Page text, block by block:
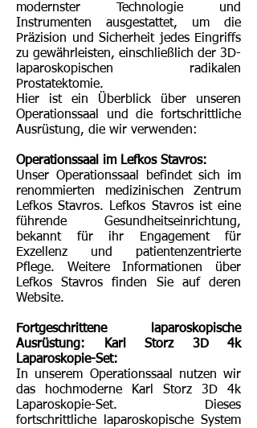
modernster Technologie und
Instrumenten ausgestattet, um die
Präzision und Sicherheit jedes Eingriffs
zu gewährleisten, einschließlich der 3D-
laparoskopischen radikalen
Prostatektomie.
Hier ist ein Überblick über unseren
Operationssaal und die fortschrittliche
Ausrüstung, die wir verwenden:
Operationssaal im Lefkos Stavros:
Unser Operationssaal befindet sich im
renommierten medizinischen Zentrum
Lefkos Stavros. Lefkos Stavros ist eine
führende Gesundheitseinrichtung,
bekannt für ihr Engagement für
Exzellenz und patientenzentrierte
Pflege. Weitere Informationen über
Lefkos Stavros finden Sie auf deren
Website.
Fortgeschrittene laparoskopische
Ausrüstung: Karl Storz 3D 4k
Laparoskopie-Set:
In unserem Operationssaal nutzen wir
das hochmoderne Karl Storz 3D 4k
Laparoskopie-Set. Dieses
fortschrittliche laparoskopische System